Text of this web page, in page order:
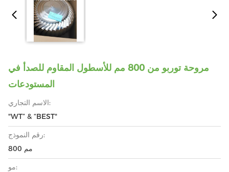
مروحة توربو من 800 مم للأسطول المقاوم للصدأ في
المستودعات
الاسم التجاري:
"WT” & “BEST"
رقم النموذج:
800 مم
مو: